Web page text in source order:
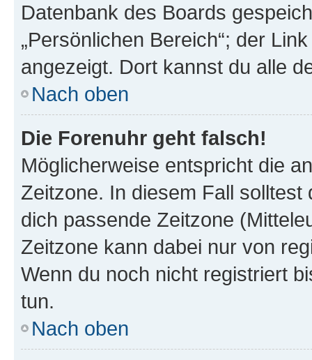
Datenbank des Boards
„Persönlichen Bereich“; der
angezeigt. Dort kannst du alle
Nach oben
Die Forenuhr geht falsch!
Möglicherweise entspricht die
Zeitzone. In diesem Fall solltest
dich passende Zeitzone
Zeitzone kann dabei nur von
Wenn du noch nicht registriert
tun.
Nach oben